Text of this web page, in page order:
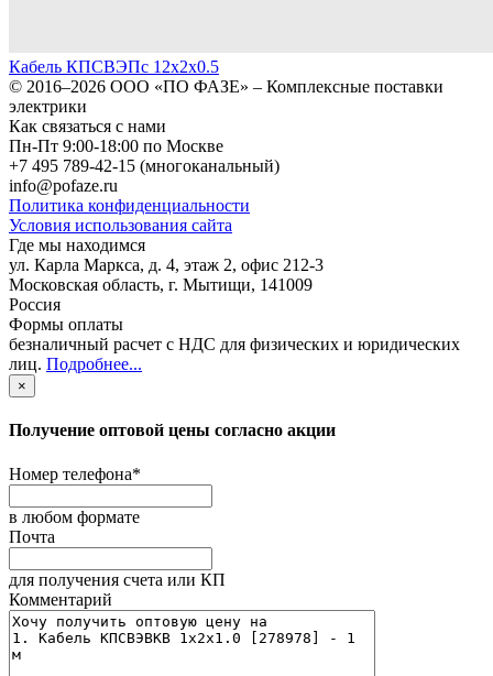
Кабель КПСВЭПс 12х2х0.5
© 2016–2026 ООО «ПО ФАЗЕ» – Комплексные поставки
электрики
Как связаться с нами
Пн-Пт 9:00-18:00 по Москве
+7 495 789-42-15 (многоканальный)
info@pofaze.ru
Политика конфиденциальности
Условия использования сайта
Где мы находимся
ул. Карла Маркса, д. 4, этаж 2, офис 212-3
Московская область, г. Мытищи, 141009
Россия
Формы оплаты
безналичный расчет с НДС для физических и юридических
лиц. Подробнее...
×
Получение оптовой цены согласно акции
Номер телефона*
в любом формате
Почта
для получения счета или КП
Комментарий